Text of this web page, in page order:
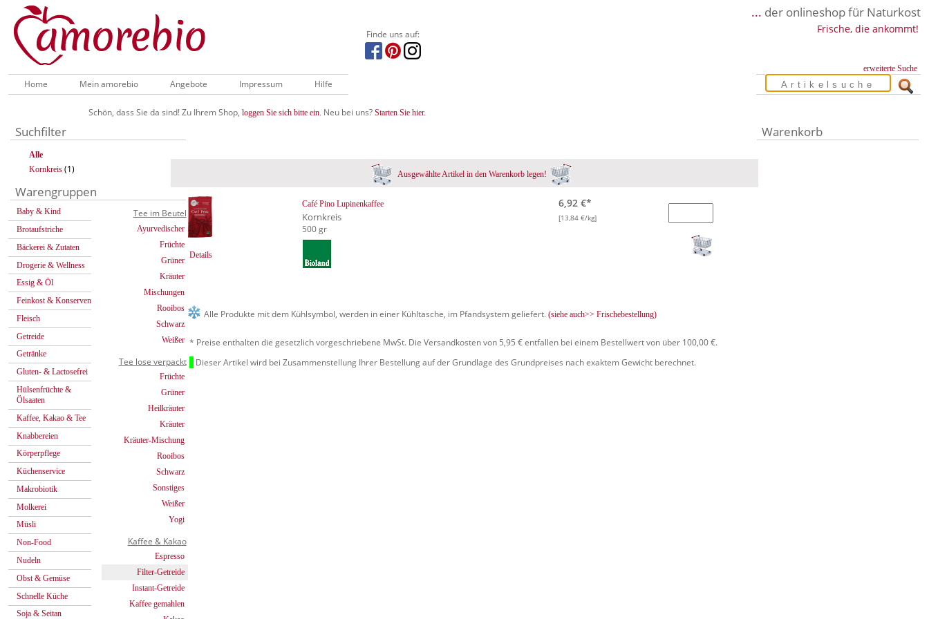
Finde uns auf:
... der onlineshop für Naturkost
Frische, die ankommt!
erweiterte Suche
Home Mein amorebio Angebote Impressum Hilfe
Schön, dass Sie da sind! Zu Ihrem Shop, loggen Sie sich bitte ein. Neu bei uns? Starten Sie hier.
Suchfilter
Alle
Kornkreis (1)
Warengruppen
Baby & Kind
Brotaufstriche
Bäckerei & Zutaten
Drogerie & Wellness
Essig & Öl
Feinkost & Konserven
Fleisch
Getreide
Getränke
Gluten- & Lactosefrei
Hülsenfrüchte &
Ölsaaten
Kaffee, Kakao & Tee
Knabbereien
Körperpflege
Küchenservice
Makrobiotik
Molkerei
Müsli
Non-Food
Nudeln
Obst & Gemüse
Schnelle Küche
Soja & Seitan
Tee im Beutel
Ayurvedischer
Früchte
Grüner
Kräuter
Mischungen
Rooibos
Schwarz
Weißer
Tee lose verpackt
Früchte
Grüner
Heilkräuter
Kräuter
Kräuter-Mischung
Rooibos
Schwarz
Sonstiges
Weißer
Yogi
Kaffee & Kakao
Espresso
Filter-Getreide
Instant-Getreide
Kaffee gemahlen
Warenkorb
Ausgewählte Artikel in den Warenkorb legen!
Details
Café Pino Lupinenkaffee
Kornkreis
500 gr
6,92 €*
[13,84 €/kg]
Alle Produkte mit dem Kühlsymbol, werden in einer Kühltasche, im Pfandsystem geliefert.(siehe auch>> Frischebestellung)
* Preise enthalten die gesetzlich vorgeschriebene MwSt. Die Versandkosten von 5,95 € entfallen bei einem Bestellwert von über 100,00 €.
Dieser Artikel wird bei Zusammenstellung Ihrer Bestellung auf der Grundlage des Grundpreises nach exaktem Gewicht berechnet.